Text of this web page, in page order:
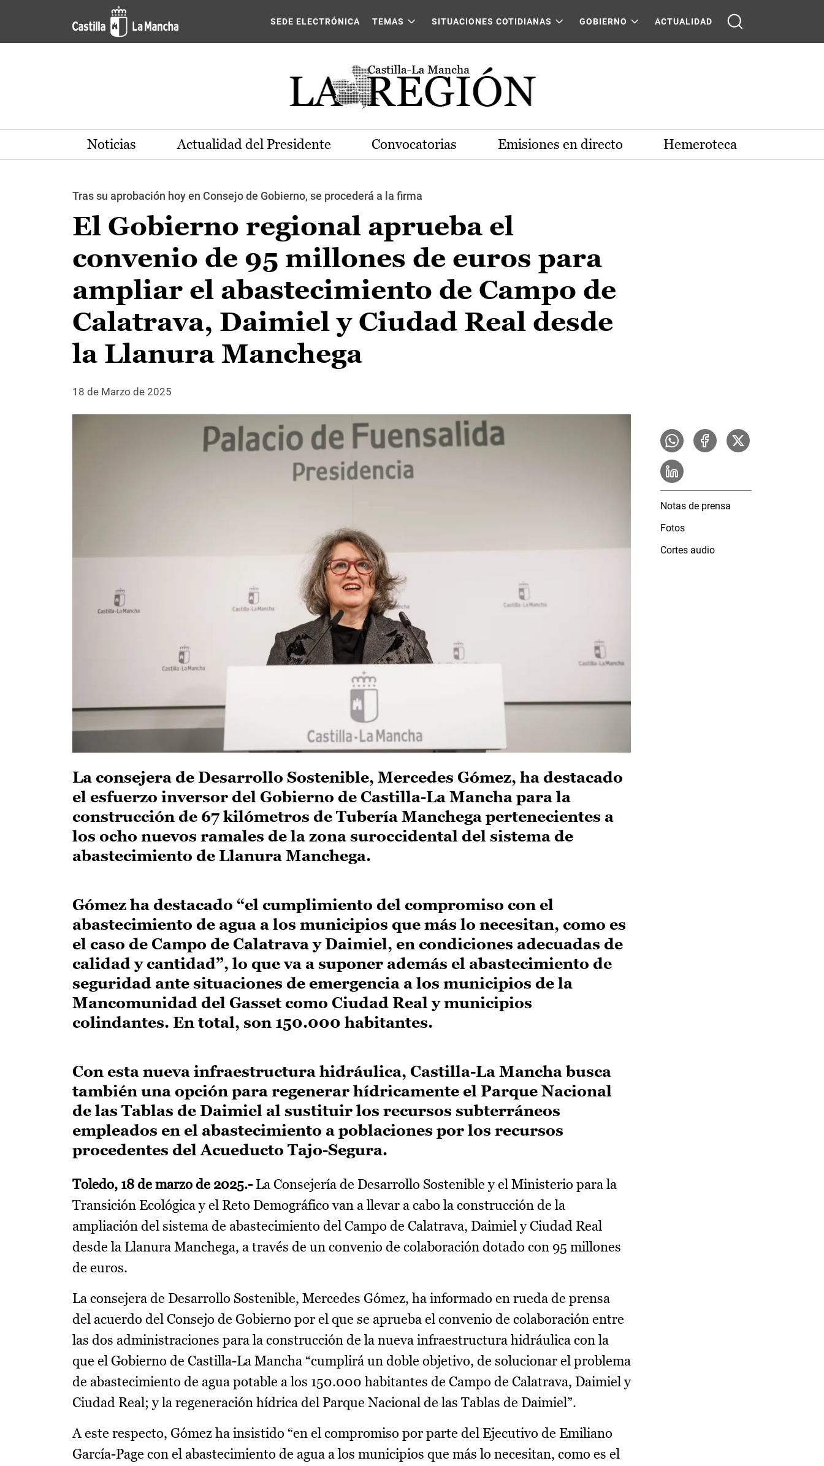
Pasar al contenido principal
SEDE ELECTRÓNICA TEMAS SITUACIONES COTIDIANAS GOBIERNO ACTUALIDAD
Noticias Actualidad del Presidente Convocatorias Emisiones en directo Hemeroteca
Tras su aprobación hoy en Consejo de Gobierno, se procederá a la firma
El Gobierno regional aprueba el
convenio de 95 millones de euros para
ampliar el abastecimiento de Campo de
Calatrava, Daimiel y Ciudad Real desde
la Llanura Manchega
18 de Marzo de 2025
La consejera de Desarrollo Sostenible, Mercedes Gómez, ha destacado
el esfuerzo inversor del Gobierno de Castilla-La Mancha para la
construcción de 67 kilómetros de Tubería Manchega pertenecientes a
los ocho nuevos ramales de la zona suroccidental del sistema de
abastecimiento de Llanura Manchega.
Gómez ha destacado “el cumplimiento del compromiso con el
abastecimiento de agua a los municipios que más lo necesitan, como es
el caso de Campo de Calatrava y Daimiel, en condiciones adecuadas de
calidad y cantidad”, lo que va a suponer además el abastecimiento de
seguridad ante situaciones de emergencia a los municipios de la
Mancomunidad del Gasset como Ciudad Real y municipios
colindantes. En total, son 150.000 habitantes.
Con esta nueva infraestructura hidráulica, Castilla-La Mancha busca
también una opción para regenerar hídricamente el Parque Nacional
de las Tablas de Daimiel al sustituir los recursos subterráneos
empleados en el abastecimiento a poblaciones por los recursos
procedentes del Acueducto Tajo-Segura.
Toledo, 18 de marzo de 2025.-La Consejería de Desarrollo Sostenible y el Ministerio para la
Transición Ecológica y el Reto Demográfico van a llevar a cabo la construcción de la
ampliación del sistema de abastecimiento del Campo de Calatrava, Daimiel y Ciudad Real
desde la Llanura Manchega, a través de un convenio de colaboración dotado con 95 millones
de euros.
La consejera de Desarrollo Sostenible, Mercedes Gómez, ha informado en rueda de prensa
del acuerdo del Consejo de Gobierno por el que se aprueba el convenio de colaboración entre
las dos administraciones para la construcción de la nueva infraestructura hidráulica con la
que el Gobierno de Castilla-La Mancha “cumplirá un doble objetivo, de solucionar el problema
de abastecimiento de agua potable a los 150.000 habitantes de Campo de Calatrava, Daimiel y
Ciudad Real; y la regeneración hídrica del Parque Nacional de las Tablas de Daimiel”.
A este respecto, Gómez ha insistido “en el compromiso por parte del Ejecutivo de Emiliano
García-Page con el abastecimiento de agua a los municipios que más lo necesitan, como es el
Notas de prensa
Fotos
Cortes audio